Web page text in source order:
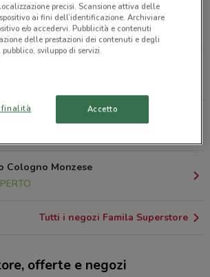
Edison, 40 Novate Milanese
Nova Milanese
Cologno Monzese
Tutti i negozi Famila Superstore
offerte e negozi
precisi. Scansione attiva delle
ai fini dell’identificazione. Archiviare
e/o accedervi. Pubblicità e contenuti
delle prestazioni dei contenuti e degli
sviluppo di servizi.
finalità Accetto